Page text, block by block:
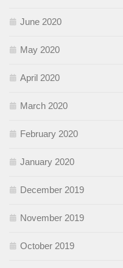
June 2020
May 2020
April 2020
March 2020
February 2020
January 2020
December 2019
November 2019
October 2019